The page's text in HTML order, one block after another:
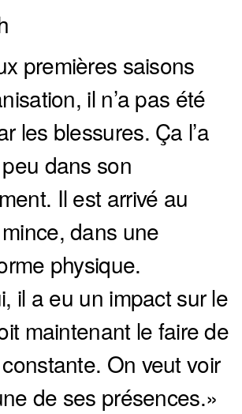
premières saisons
il n’a pas été
les blessures. Ça l’a
dans son
Il est arrivé au
dans une
physique.
il a eu un impact sur le
maintenant le faire de
On veut voir
de ses présences.»